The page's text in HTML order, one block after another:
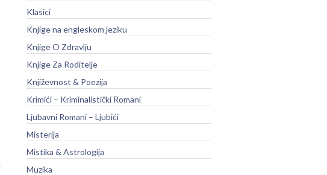
Klasici
Knjige na engleskom jeziku
Knjige O Zdravlju
Knjige Za Roditelje
Književnost & Poezija
Krimići – Kriminalistički Romani
Ljubavni Romani – Ljubići
Misterija
Mistika & Astrologija
Muzika